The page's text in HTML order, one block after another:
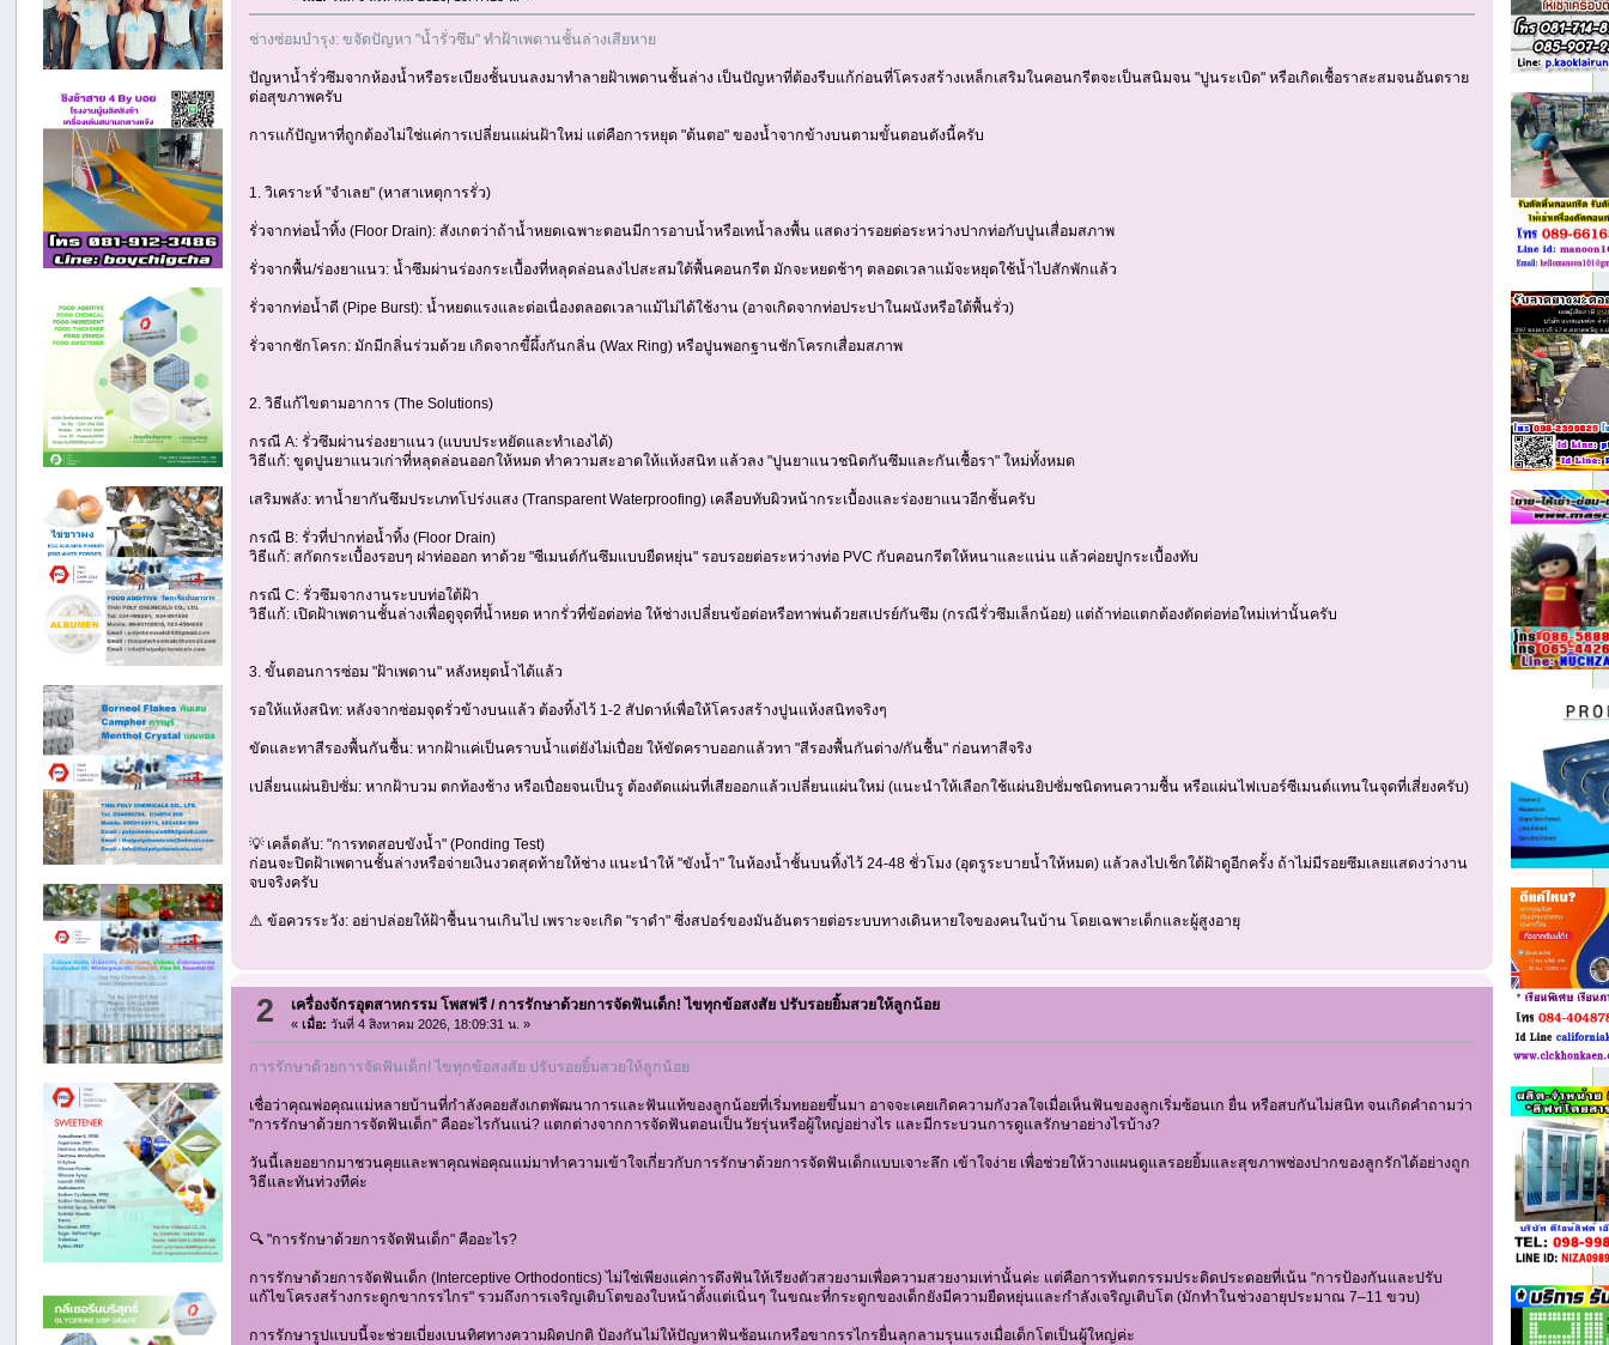
ช่างซ่อมบำรุง: ขจัดปัญหา "น้ำรั่วซึม" ทำฝ้าเพดานชั้นล่างเสียหาย
ปัญหาน้ำรั่วซึมจากห้องน้ำหรือระเบียงชั้นบนลงมาทำลายฝ้าเพดานชั้นล่าง เป็นปัญหาที่ต้องรีบแก้ก่อนที่โครงสร้างเหล็กเสริมในคอนกรีตจะเป็นสนิมจน "ปูนระเบิด" หรือเกิดเชื้อราสะสมจนอันตราย
ต่อสุขภาพครับ
การแก้ปัญหาที่ถูกต้องไม่ใช่แค่การเปลี่ยนแผ่นฝ้าใหม่ แต่คือการหยุด "ต้นตอ" ของน้ำจากข้างบนตามขั้นตอนดังนี้ครับ
1. วิเคราะห์ "จำเลย" (หาสาเหตุการรั่ว)
รั่วจากท่อน้ำทิ้ง (Floor Drain): สังเกตว่าถ้าน้ำหยดเฉพาะตอนมีการอาบน้ำหรือเทน้ำลงพื้น แสดงว่ารอยต่อระหว่างปากท่อกับปูนเสื่อมสภาพ
รั่วจากพื้น/ร่องยาแนว: น้ำซึมผ่านร่องกระเบื้องที่หลุดล่อนลงไปสะสมใต้พื้นคอนกรีต มักจะหยดช้าๆ ตลอดเวลาแม้จะหยุดใช้น้ำไปสักพักแล้ว
รั่วจากท่อน้ำดี (Pipe Burst): น้ำหยดแรงและต่อเนื่องตลอดเวลาแม้ไม่ได้ใช้งาน (อาจเกิดจากท่อประปาในผนังหรือใต้พื้นรั่ว)
รั่วจากชักโครก: มักมีกลิ่นร่วมด้วย เกิดจากขี้ผึ้งกันกลิ่น (Wax Ring) หรือปูนพอกฐานชักโครกเสื่อมสภาพ
2. วิธีแก้ไขตามอาการ (The Solutions)
กรณี A: รั่วซึมผ่านร่องยาแนว (แบบประหยัดและทำเองได้)
วิธีแก้: ขูดปูนยาแนวเก่าที่หลุดล่อนออกให้หมด ทำความสะอาดให้แห้งสนิท แล้วลง "ปูนยาแนวชนิดกันซึมและกันเชื้อรา" ใหม่ทั้งหมด
เสริมพลัง: ทาน้ำยากันซึมประเภทโปร่งแสง (Transparent Waterproofing) เคลือบทับผิวหน้ากระเบื้องและร่องยาแนวอีกชั้นครับ
กรณี B: รั่วที่ปากท่อน้ำทิ้ง (Floor Drain)
วิธีแก้: สกัดกระเบื้องรอบๆ ฝาท่อออก ทาด้วย "ซีเมนต์กันซึมแบบยืดหยุ่น" รอบรอยต่อระหว่างท่อ PVC กับคอนกรีตให้หนาและแน่น แล้วค่อยปูกระเบื้องทับ
กรณี C: รั่วซึมจากงานระบบท่อใต้ฝ้า
วิธีแก้: เปิดฝ้าเพดานชั้นล่างเพื่อดูจุดที่น้ำหยด หากรั่วที่ข้อต่อท่อ ให้ช่างเปลี่ยนข้อต่อหรือทาพ่นด้วยสเปรย์กันซึม (กรณีรั่วซึมเล็กน้อย) แต่ถ้าท่อแตกต้องตัดต่อท่อใหม่เท่านั้นครับ
3. ขั้นตอนการซ่อม "ฝ้าเพดาน" หลังหยุดน้ำได้แล้ว
รอให้แห้งสนิท: หลังจากซ่อมจุดรั่วข้างบนแล้ว ต้องทิ้งไว้ 1-2 สัปดาห์เพื่อให้โครงสร้างปูนแห้งสนิทจริงๆ
ขัดและทาสีรองพื้นกันชื้น: หากฝ้าแค่เป็นคราบน้ำแต่ยังไม่เปื่อย ให้ขัดคราบออกแล้วทา "สีรองพื้นกันด่าง/กันชื้น" ก่อนทาสีจริง
เปลี่ยนแผ่นยิปซั่ม: หากฝ้าบวม ตกท้องช้าง หรือเปื่อยจนเป็นรู ต้องตัดแผ่นที่เสียออกแล้วเปลี่ยนแผ่นใหม่ (แนะนำให้เลือกใช้แผ่นยิปซั่มชนิดทนความชื้น หรือแผ่นไฟเบอร์ซีเมนต์แทนในจุดที่เสี่ยงครับ)
💡 เคล็ดลับ: "การทดสอบขังน้ำ" (Ponding Test)
ก่อนจะปิดฝ้าเพดานชั้นล่างหรือจ่ายเงินงวดสุดท้ายให้ช่าง แนะนำให้ "ขังน้ำ" ในห้องน้ำชั้นบนทิ้งไว้ 24-48 ชั่วโมง (อุดรูระบายน้ำให้หมด) แล้วลงไปเช็กใต้ฝ้าดูอีกครั้ง ถ้าไม่มีรอยซึมเลยแสดงว่างาน
จบจริงครับ
⚠️ ข้อควรระวัง: อย่าปล่อยให้ฝ้าชื้นนานเกินไป เพราะจะเกิด "ราดำ" ซึ่งสปอร์ของมันอันตรายต่อระบบทางเดินหายใจของคนในบ้าน โดยเฉพาะเด็กและผู้สูงอายุ
2 เครื่องจักรอุตสาหกรรม โพสฟรี/ การรักษาด้วยการจัดฟันเด็ก! ไขทุกข้อสงสัย ปรับรอยยิ้มสวยให้ลูกน้อย
« เมื่อ: วันที่ 4 สิงหาคม 2026, 18:09:31 น. »
การรักษาด้วยการจัดฟันเด็ก! ไขทุกข้อสงสัย ปรับรอยยิ้มสวยให้ลูกน้อย
เชื่อว่าคุณพ่อคุณแม่หลายบ้านที่กำลังคอยสังเกตพัฒนาการและฟันแท้ของลูกน้อยที่เริ่มทยอยขึ้นมา อาจจะเคยเกิดความกังวลใจเมื่อเห็นฟันของลูกเริ่มซ้อนเก ยื่น หรือสบกันไม่สนิท จนเกิดคำถามว่า
"การรักษาด้วยการจัดฟันเด็ก" คืออะไรกันแน่? แตกต่างจากการจัดฟันตอนเป็นวัยรุ่นหรือผู้ใหญ่อย่างไร และมีกระบวนการดูแลรักษาอย่างไรบ้าง?
วันนี้เลยอยากมาชวนคุยและพาคุณพ่อคุณแม่มาทำความเข้าใจเกี่ยวกับการรักษาด้วยการจัดฟันเด็กแบบเจาะลึก เข้าใจง่าย เพื่อช่วยให้วางแผนดูแลรอยยิ้มและสุขภาพช่องปากของลูกรักได้อย่างถูก
วิธีและทันท่วงทีค่ะ
🔍 "การรักษาด้วยการจัดฟันเด็ก" คืออะไร?
การรักษาด้วยการจัดฟันเด็ก (Interceptive Orthodontics) ไม่ใช่เพียงแค่การดึงฟันให้เรียงตัวสวยงามเพื่อความสวยงามเท่านั้นค่ะ แต่คือการทันตกรรมประดิดประดอยที่เน้น "การป้องกันและปรับ
แก้ไขโครงสร้างกระดูกขากรรไกร" รวมถึงการเจริญเติบโตของใบหน้าตั้งแต่เนิ่นๆ ในขณะที่กระดูกของเด็กยังมีความยืดหยุ่นและกำลังเจริญเติบโต (มักทำในช่วงอายุประมาณ 7–11 ขวบ)
การรักษารูปแบบนี้จะช่วยเบี่ยงเบนทิศทางความผิดปกติ ป้องกันไม่ให้ปัญหาฟันซ้อนเกหรือขากรรไกรยื่นลุกลามรุนแรงเมื่อเด็กโตเป็นผู้ใหญ่ค่ะ